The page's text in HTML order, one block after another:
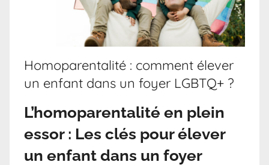
Homoparentalité : comment élever
un enfant dans un foyer LGBTQ+ ?
L’homoparentalité en plein
essor : Les clés pour élever
un enfant dans un foyer